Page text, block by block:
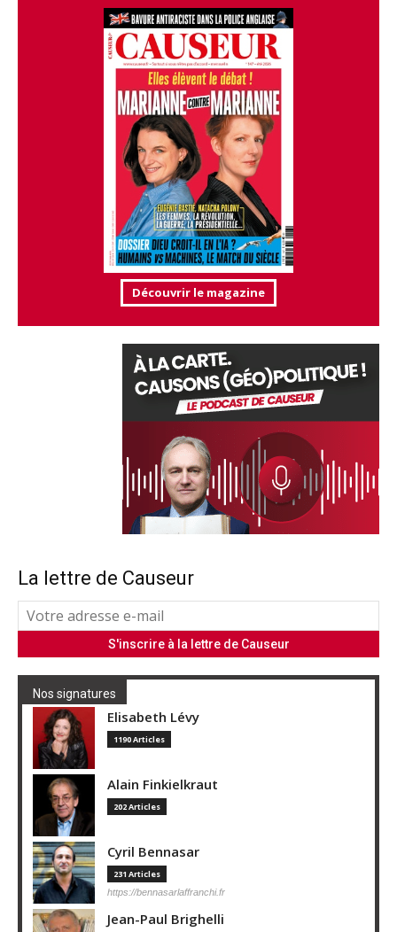
Découvrir le magazine
La lettre de Causeur
Nos signatures
Elisabeth Lévy
1190 Articles
Alain Finkielkraut
202 Articles
Cyril Bennasar
231 Articles
https://bennasarlaffranchi.fr
Jean-Paul Brighelli